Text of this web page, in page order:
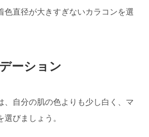
色直径が大きすぎないカラコンを選
ーション
、自分の肌の色よりも少し白く、マ
びましょう。